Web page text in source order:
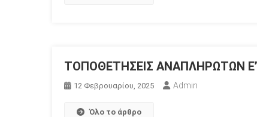
ΤΟΠΟΘΕΤΗΣΕΙΣ ΑΝΑΠΛΗΡΩΤΩΝ
12 Φεβρουαρίου, 2025 Admin
Όλο το άρθρο